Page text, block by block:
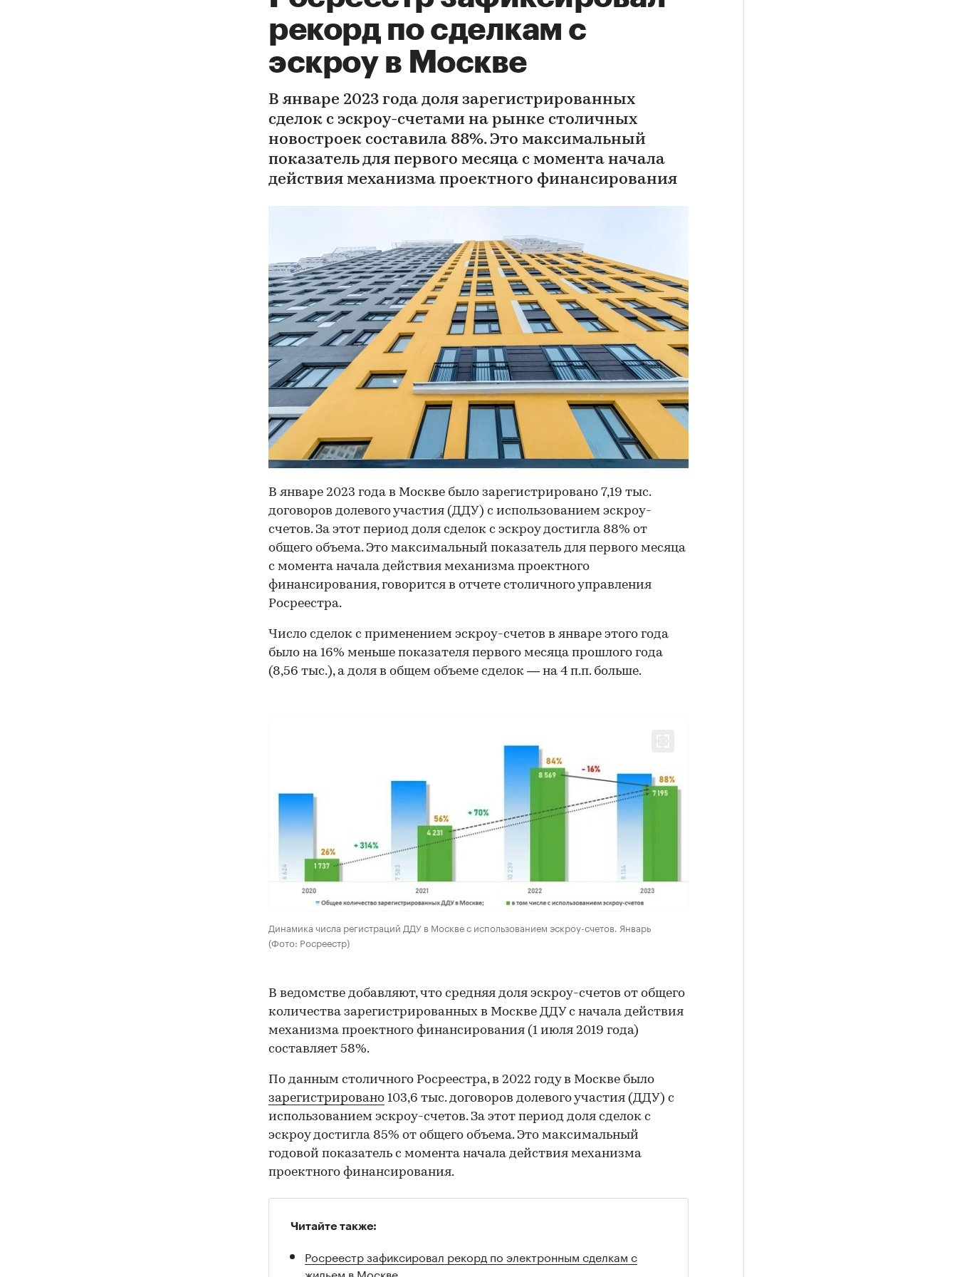
рекорд по сделкам с
эскроу в Москве
В январе 2023 года доля зарегистрированных
сделок с эскроу-счетами на рынке столичных
новостроек составила 88%. Это максимальный
показатель для первого месяца с момента начала
действия механизма проектного финансирования
В январе 2023 года в Москве было зарегистрировано 7,19 тыс.
договоров долевого участия (ДДУ) с использованием эскроу-
счетов. За этот период доля сделок с эскроу достигла 88% от
общего объема. Это максимальный показатель для первого месяца
с момента начала действия механизма проектного
финансирования, говорится в отчете столичного управления
Росреестра.
Число сделок с применением эскроу-счетов в январе этого года
было на 16% меньше показателя первого месяца прошлого года
(8,56 тыс.), а доля в общем объеме сделок — на 4 п.п. больше.
Динамика числа регистраций ДДУ в Москве с использованием эскроу-счетов. Январь
(Фото: Росреестр)
В ведомстве добавляют, что средняя доля эскроу-счетов от общего
количества зарегистрированных в Москве ДДУ с начала действия
механизма проектного финансирования (1 июля 2019 года)
составляет 58%.
По данным столичного Росреестра, в 2022 году в Москве было
зарегистрировано 103,6 тыс. договоров долевого участия (ДДУ) с
использованием эскроу-счетов. За этот период доля сделок с
эскроу достигла 85% от общего объема. Это максимальный
годовой показатель с момента начала действия механизма
проектного финансирования.
Читайте также:
Росреестр зафиксировал рекорд по электронным сделкам с
жильем в Москве